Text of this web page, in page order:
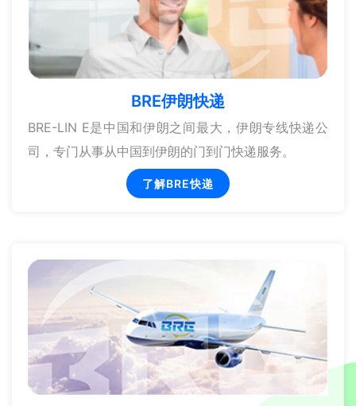
BRE伊朗快递
BRE-LIN E是中国和伊朗之间最大，伊朗专线快递公
司，专门从事从中国到伊朗的门到门快递服务。
了解BRE快递